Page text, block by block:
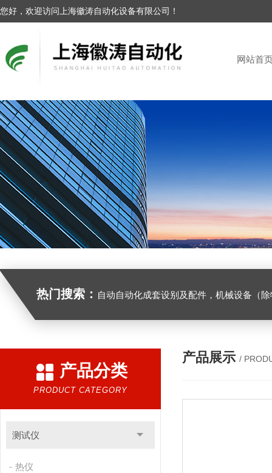
您好，欢迎访问上海徽涛自动化设备有限公司！
网站首
热门搜索： 自动自动化成套设别及配件，机械设备（除特种设备）及配件制造，加工（以上限分支机构经营），设计，批发，零售，模具，五金制品，工具加工（限分支机构经营），设计，批发，零售。五金交电，金属材料，金属制品，不锈钢制品，建筑材料，钢材，橡塑制品，环保设备，润滑剂，汽车配件，摩托车配件的批发，零售。（企业经营涉及行政许可的，凭许可证件经营）化成套设别及配件，机械设备（除特种设
产品分类
PRODUCT CATEGORY
测试仪
热仪
产品展示 /